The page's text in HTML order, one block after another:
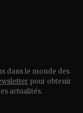
dans le monde des
pour obtenir
actualités.